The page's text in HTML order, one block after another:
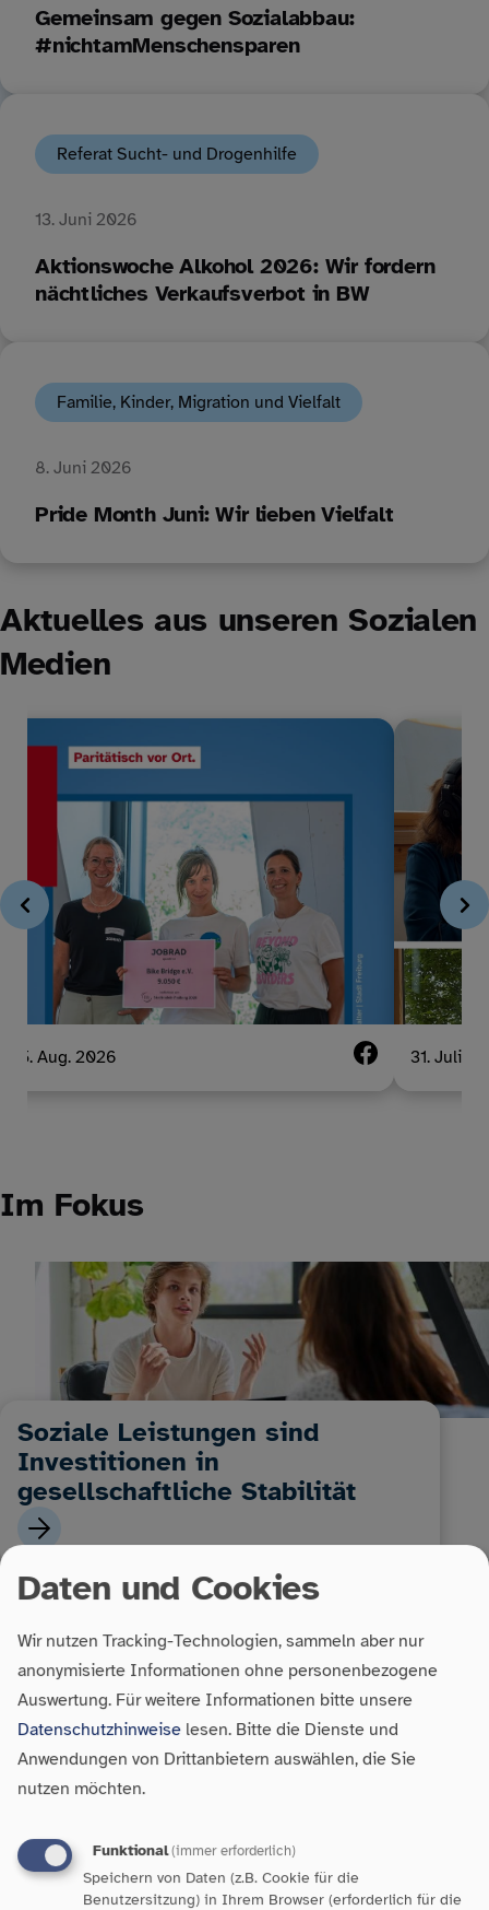
Gemeinsam gegen Sozialabbau:
#nichtamMenschensparen
Referat Sucht- und Drogenhilfe
13. Juni 2026
Aktionswoche Alkohol 2026: Wir fordern
nächtliches Verkaufsverbot in BW
Familie, Kinder, Migration und Vielfalt
8. Juni 2026
Pride Month Juni: Wir lieben Vielfalt
Aktuelles aus unseren Sozialen
Medien
5. Aug. 2026 31. Juli
Im Fokus
Soziale Leistungen sind
Investitionen in
gesellschaftliche Stabilität
Armut in Baden-Württemberg:
Zahlen, Fakten und
Handlungsbedarf
Daten und Cookies
Wir nutzen Tracking-Technologien, sammeln aber nur
anonymisierte Informationen ohne personenbezogene
Auswertung. Für weitere Informationen bitte unsere
Datenschutzhinweise lesen. Bitte die Dienste und
Anwendungen von Drittanbietern auswählen, die Sie
nutzen möchten.
Funktional(immer erforderlich)
Speichern von Daten (z.B. Cookie für die
Benutzersitzung) in Ihrem Browser (erforderlich für die